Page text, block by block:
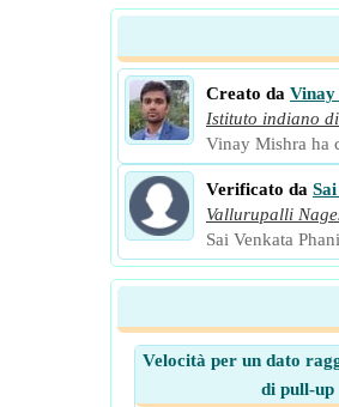
Creato da
Istituto indiano
Vinay Mishra ha
Verificato da
Vallurupalli
Sai Venkata
Velocità per un dato
di pull-up